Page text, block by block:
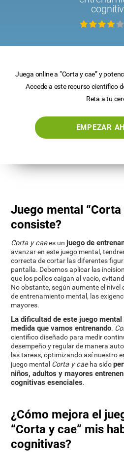
Juega online a “Corta y cae” y
Accede a este recurso científico
Reta a tu
EMPEZAR
Juego mental “Corta
consiste?
Corta y caees unjuego de
avanzar en este juego mental,
correcta de cortar las diferentes
pantalla. Debemos aplicar las
que los pollos caigan al vacío,
No obstante, según aumente el nivel
de entrenamiento mental, las
mayores.
La dificultad de este juego mental
medida que vamos entrenando.
científico diseñado para medir
desempeño y regular de manera
las tareas, optimizando así nuestro
juego mental Corta y caeha sido
niños, adultos y mayores
cognitivas esenciales.
¿Cómo mejora el
“Corta y cae” mis
cognitivas?